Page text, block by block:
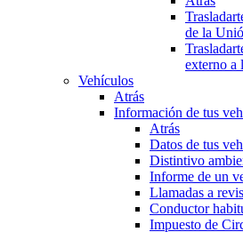
de la
externo a
Vehículos
Atrás
Información de tus
Atrás
Datos de tus
Distintivo
Informe de un
Llamadas a
Conductor
Impuesto de